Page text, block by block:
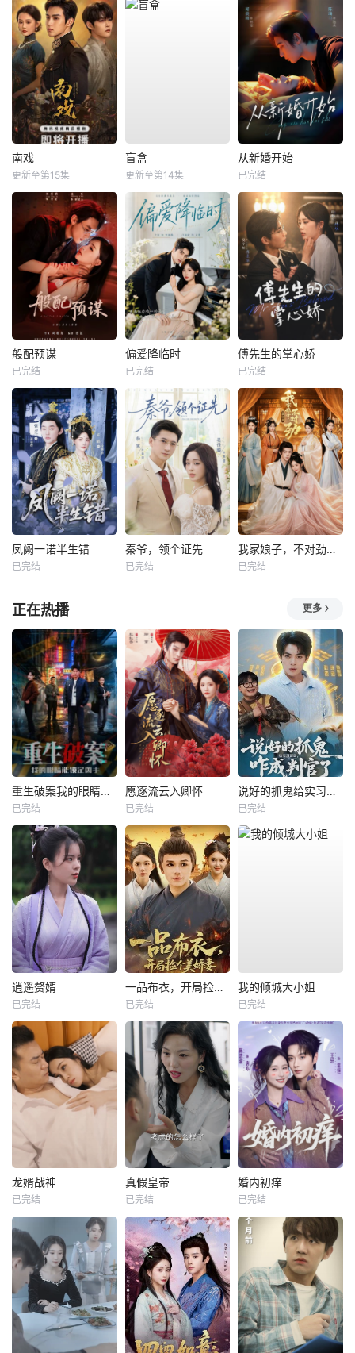
南戏
更新至第15集
盲盒
更新至第14集
从新婚开始
已完结
般配预谋
已完结
偏爱降临时
已完结
傅先生的掌心娇
已完结
凤阙一诺半生错
已完结
秦爷，领个证先
已完结
我家娘子，不对劲第四季
已完结
正在热播 更多
重生破案我的眼睛能锁定凶手
已完结
愿逐流云入卿怀
已完结
说好的抓鬼给实习证明，咋成判官了
已完结
逍遥赘婿
已完结
一品布衣，开局捡个美娇妻
已完结
我的倾城大小姐
已完结
龙婿战神
已完结
真假皇帝
已完结
婚内初痒
已完结